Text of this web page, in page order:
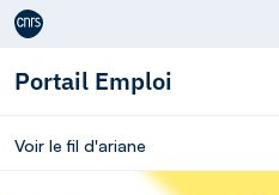
Aller au contenu
Portail Emploi
Voir le fil d'ariane